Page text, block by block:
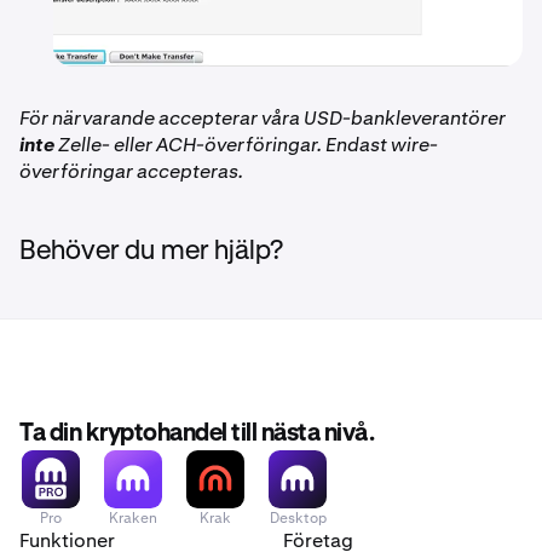
För närvarande accepterar våra USD-bankleverantörer
inteZelle- eller ACH-överföringar. Endast wire-
överföringar accepteras.
Behöver du mer hjälp?
Ta din kryptohandel till nästa nivå.
Pro Kraken Krak Desktop
Funktioner Företag